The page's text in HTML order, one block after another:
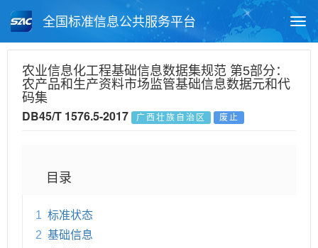
全国标准信息公共服务平台
月报查询
农业信息化工程基础信息数据集规范 第5部分：
农产品和生产资料市场监管基础信息数据元和代
码集
DB45/T 1576.5-2017 广西壮族自治区 废止
目录
1 标准状态
2 基础信息